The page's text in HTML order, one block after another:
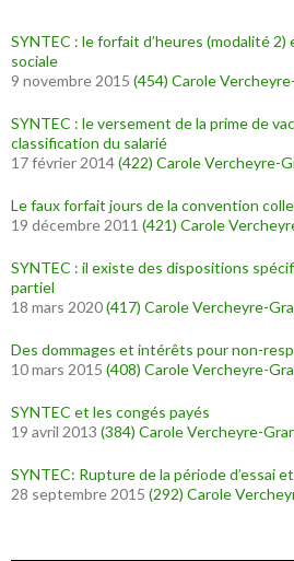
SYNTEC : le forfait d’heures (modalité
sociale
9 novembre 2015 (454) Carole
SYNTEC : le versement de la prime de
classification du salarié
17 février 2014(422) Carole Vercheyre-
Le faux forfait jours de la convention
19 décembre 2011 (421) Carole
SYNTEC : il existe des dispositions
partiel
18 mars 2020(417) Carole Vercheyre-
Des dommages et intérêts pour non-
10 mars 2015 (408) Carole Vercheyre-
SYNTEC et les congés payés
19 avril 2013 (384) Carole Vercheyre-
SYNTEC: Rupture de la période d’essai
28 septembre 2015 (292) Carole